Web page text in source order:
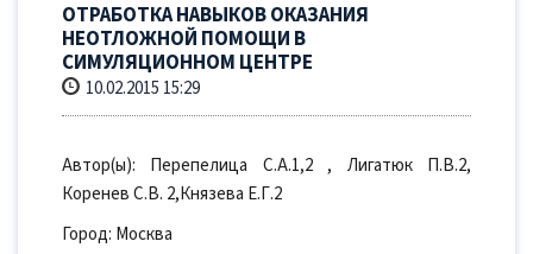
ОТРАБОТКА НАВЫКОВ ОКАЗАНИЯ
НЕОТЛОЖНОЙ ПОМОЩИ В
СИМУЛЯЦИОННОМ ЦЕНТРЕ
10.02.2015 15:29
Автор(ы): Перепелица С.А.1,2 , Лигатюк П.В.2,
Коренев С.В. 2,Князева Е.Г.2
Город: Москва